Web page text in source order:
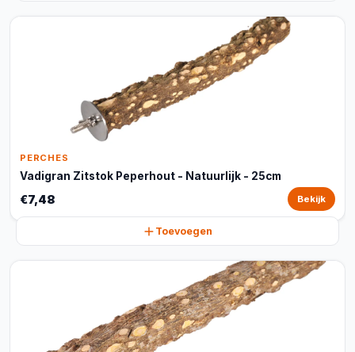
PERCHES
Vadigran Zitstok Peperhout - Natuurlijk - 25cm
€7,48 Bekijk
Toevoegen